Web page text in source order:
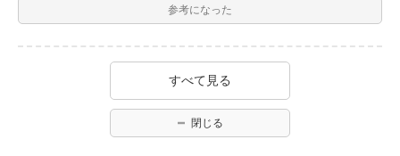
参考になった
すべて見る
閉じる